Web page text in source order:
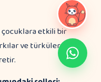
etkili bir
ve türküler